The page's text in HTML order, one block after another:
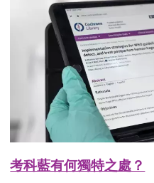
考科藍有何獨特之處？